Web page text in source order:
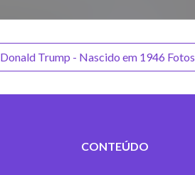
Donald Trump - Nascido em 1946 Fotos
CONTEÚDO